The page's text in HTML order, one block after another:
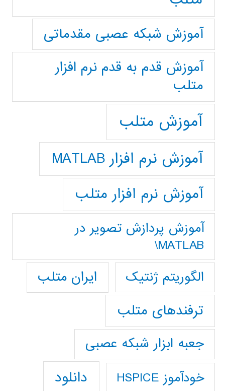
آموزش شبکه عصبی مقدماتی
آموزش قدم به قدم نرم افزار
متلب
آموزش متلب
آموزش نرم افزار MATLAB
آموزش نرم افزار متلب
آموزش پردازش تصوير در
MATLAB\
الگوریتم ژنتیک
ایران متلب
ترفندهای متلب
جعبه ابزار شبکه عصبی
خودآموز HSPICE دانلود